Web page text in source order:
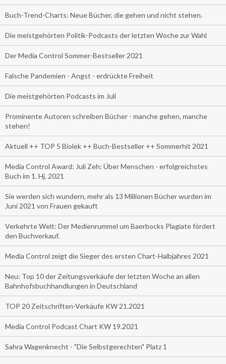
Buch-Trend-Charts: Neue Bücher, die gehen und nicht stehen.
Die meistgehörten Politik-Podcasts der letzten Woche zur Wahl
Der Media Control Sommer-Bestseller 2021
Falsche Pandemien - Angst - erdrückte Freiheit
Die meistgehörten Podcasts im Juli
Prominente Autoren schreiben Bücher - manche gehen, manche
stehen!
Aktuell ++ TOP 5 Biolek ++ Buch-Bestseller ++ Sommerhit 2021
Media Control Award: Juli Zeh: Über Menschen - erfolgreichstes
Buch im 1. Hj. 2021
Sie werden sich wundern, mehr als 13 Millionen Bücher wurden im
Juni 2021 von Frauen gekauft
Verkehrte Welt: Der Medienrummel um Baerbocks Plagiate fördert
den Buchverkauf.
Media Control zeigt die Sieger des ersten Chart-Halbjahres 2021
Neu: Top 10 der Zeitungsverkäufe der letzten Woche an allen
Bahnhofsbuchhandlungen in Deutschland
TOP 20 Zeitschriften-Verkäufe KW 21.2021
Media Control Podcast Chart KW 19.2021
Sahra Wagenknecht - "Die Selbstgerechten" Platz 1